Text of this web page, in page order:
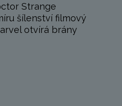
Strange
šílenství filmový
otvírá brány